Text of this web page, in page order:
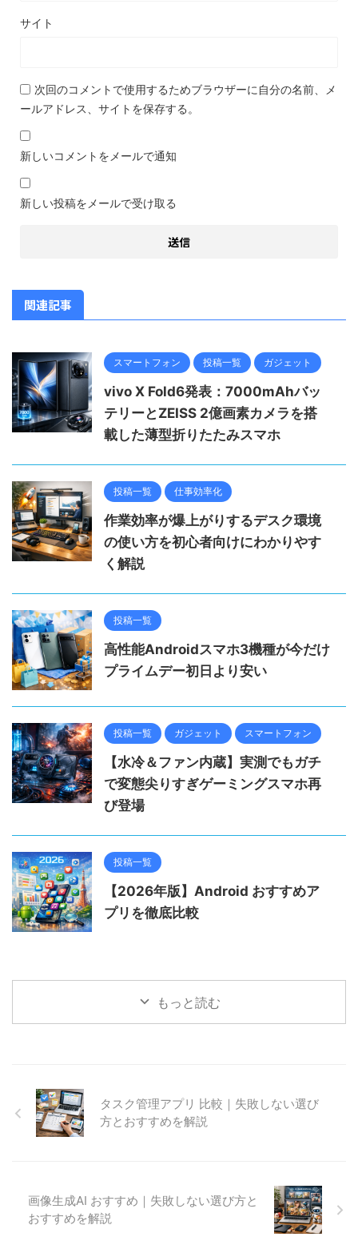
サイト
次回のコメントで使用するためブラウザーに自分の名前、メ
ールアドレス、サイトを保存する。
新しいコメントをメールで通知
新しい投稿をメールで受け取る
関連記事
スマートフォン 投稿一覧 ガジェット
vivo X Fold6発表：7000mAhバッ
テリーとZEISS 2億画素カメラを搭
載した薄型折りたたみスマホ
投稿一覧 仕事効率化
作業効率が爆上がりするデスク環境
の使い方を初心者向けにわかりやす
く解説
投稿一覧
高性能Androidスマホ3機種が今だけ
プライムデー初日より安い
投稿一覧 ガジェット スマートフォン
【水冷＆ファン内蔵】実測でもガチ
で変態尖りすぎゲーミングスマホ再
び登場
投稿一覧
【2026年版】Android おすすめア
プリを徹底比較
もっと読む
タスク管理アプリ 比較｜失敗しない選び
方とおすすめを解説
画像生成AI おすすめ｜失敗しない選び方と
おすすめを解説